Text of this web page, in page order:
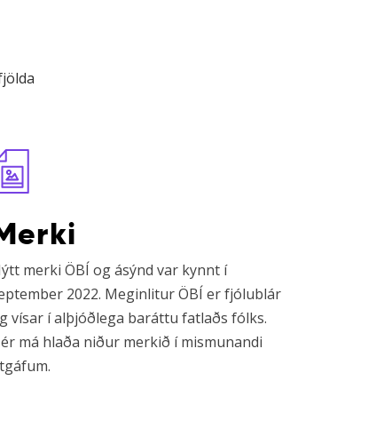
merki ÖBÍ og ásýnd var kynnt í
2022. Meginlitur ÖBÍ er fjólublár
vísar í alþjóðlega baráttu fatlaðs fólks.
má hlaða niður merkið í mismunandi